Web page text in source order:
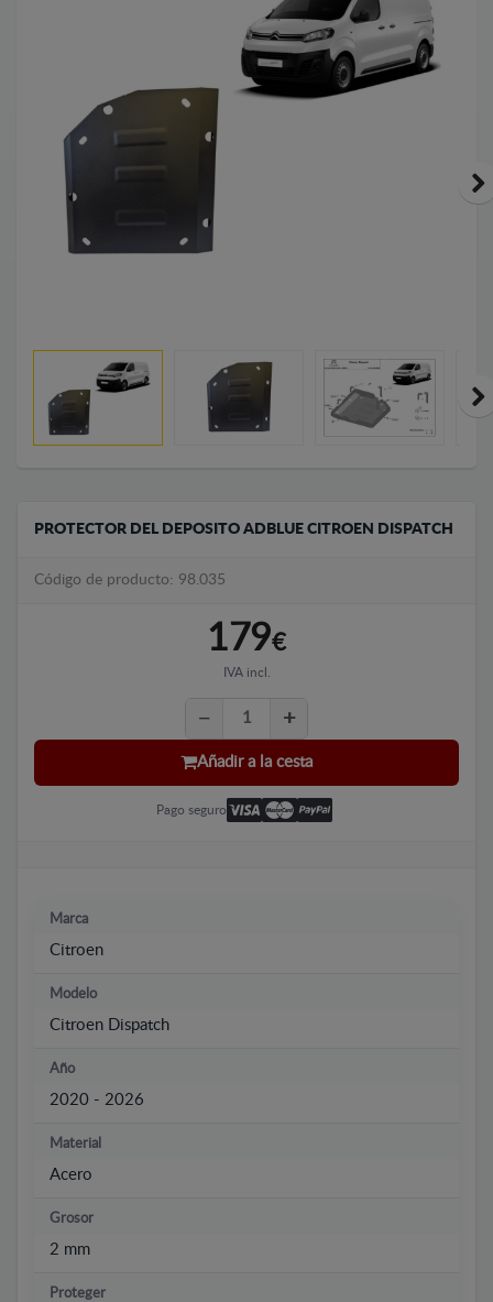
PROTECTOR DEL DEPOSITO ADBLUE CITROEN DISPATCH
Código de producto: 98.035
179€
IVA incl.
Añadir a la cesta
Pago seguro
Marca
Citroen
Modelo
Citroen Dispatch
Año
2020 - 2026
Material
Acero
Grosor
2 mm
Proteger